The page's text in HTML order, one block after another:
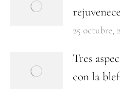
25 octubre,
Tres
con la